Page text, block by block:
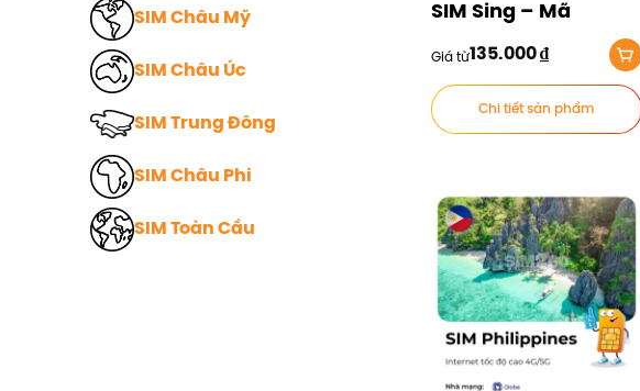
SIM Châu Mỹ
SIM Châu Úc
SIM Trung Đông
SIM Châu Phi
SIM Toàn Cầu
SIM Sing – Mã
Giá từ135.000₫
Chi tiết sản phẩm